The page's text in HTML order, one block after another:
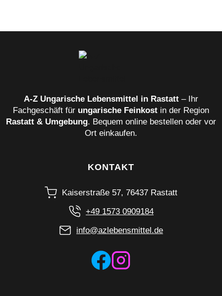
A‑Z Ungarische Lebensmittel in Rastatt – Ihr
Fachgeschäft für ungarische Feinkost in der Region
Rastatt & Umgebung. Bequem online bestellen oder vor
Ort einkaufen.
KONTAKT
Kaiserstraße 57, 76437 Rastatt
+49 1573 0909184
info@azlebensmittel.de